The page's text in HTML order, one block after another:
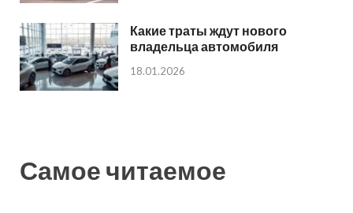
Какие траты ждут нового
владельца автомобиля
18.01.2026
Самое читаемое